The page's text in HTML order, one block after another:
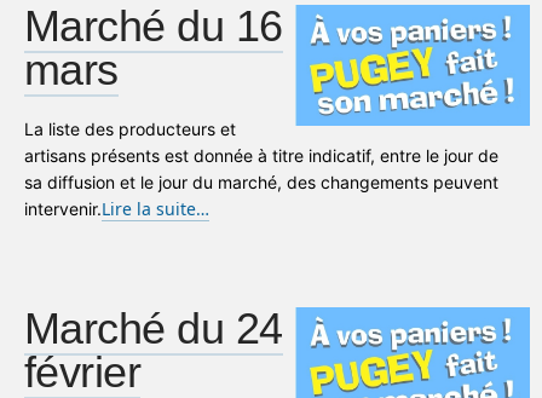
Marché du 16
mars
La liste des producteurs et
artisans présents est donnée à titre indicatif, entre le jour de
sa diffusion et le jour du marché, des changements peuvent
intervenir.Lire la suite…
Marché du 24
février